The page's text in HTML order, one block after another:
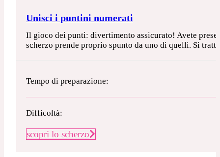
Unisci i puntini numerati
Il gioco dei punti: divertimento assicurato! Avete
scherzo prende proprio spunto da uno di quelli. Si
Tempo di preparazione:
Difficoltà:
scopri lo scherzo